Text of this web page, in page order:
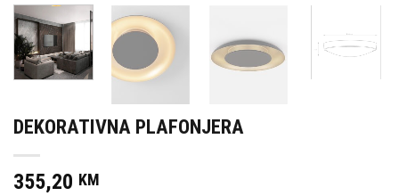
DEKORATIVNA PLAFONJERA
355,20 KM